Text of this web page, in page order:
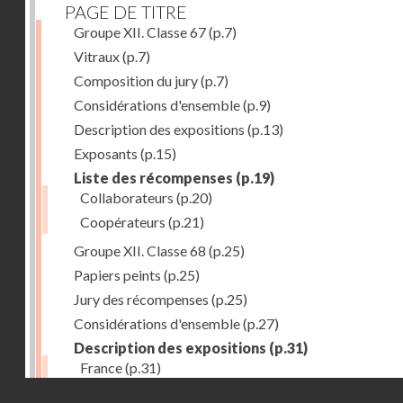
PAGE DE TITRE
Groupe XII. Classe 67(p.7)
Vitraux(p.7)
Composition du jury(p.7)
Considérations d'ensemble(p.9)
Description des expositions (p.13)
Exposants (p.15)
Liste des récompenses (p.19)
Collaborateurs (p.20)
Coopérateurs (p.21)
Groupe XII. Classe 68 (p.25)
Papiers peints (p.25)
Jury des récompenses (p.25)
Considérations d'ensemble(p.27)
Description des expositions (p.31)
France(p.31)